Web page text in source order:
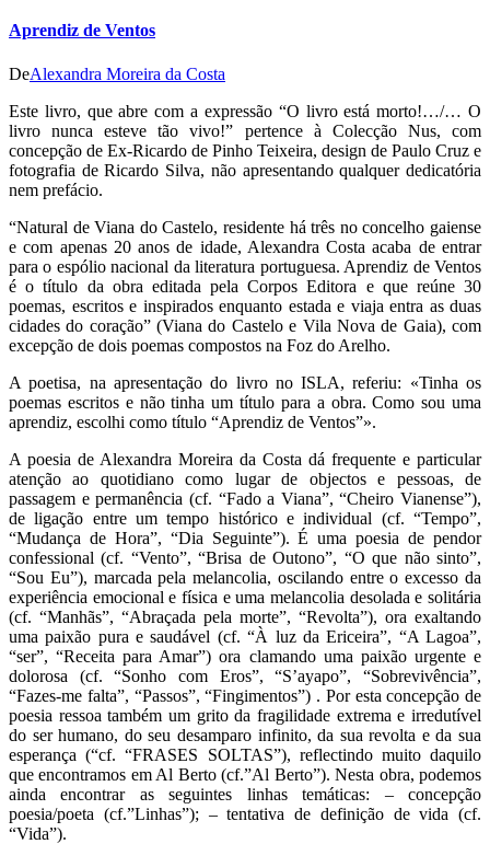
Aprendiz de Ventos
DeAlexandra Moreira da Costa
Este livro, que abre com a expressão “O livro está morto!…/… O
livro nunca esteve tão vivo!” pertence à Colecção Nus, com
concepção de Ex-Ricardo de Pinho Teixeira, design de Paulo Cruz e
fotografia de Ricardo Silva, não apresentando qualquer dedicatória
nem prefácio.
“Natural de Viana do Castelo, residente há três no concelho gaiense
e com apenas 20 anos de idade, Alexandra Costa acaba de entrar
para o espólio nacional da literatura portuguesa. Aprendiz de Ventos
é o título da obra editada pela Corpos Editora e que reúne 30
poemas, escritos e inspirados enquanto estada e viaja entra as duas
cidades do coração” (Viana do Castelo e Vila Nova de Gaia), com
excepção de dois poemas compostos na Foz do Arelho.
A poetisa, na apresentação do livro no ISLA, referiu: «Tinha os
poemas escritos e não tinha um título para a obra. Como sou uma
aprendiz, escolhi como título “Aprendiz de Ventos”».
A poesia de Alexandra Moreira da Costa dá frequente e particular
atenção ao quotidiano como lugar de objectos e pessoas, de
passagem e permanência (cf. “Fado a Viana”, “Cheiro Vianense”),
de ligação entre um tempo histórico e individual (cf. “Tempo”,
“Mudança de Hora”, “Dia Seguinte”). É uma poesia de pendor
confessional (cf. “Vento”, “Brisa de Outono”, “O que não sinto”,
“Sou Eu”), marcada pela melancolia, oscilando entre o excesso da
experiência emocional e física e uma melancolia desolada e solitária
(cf. “Manhãs”, “Abraçada pela morte”, “Revolta”), ora exaltando
uma paixão pura e saudável (cf. “À luz da Ericeira”, “A Lagoa”,
“ser”, “Receita para Amar”) ora clamando uma paixão urgente e
dolorosa (cf. “Sonho com Eros”, “S’ayapo”, “Sobrevivência”,
“Fazes-me falta”, “Passos”, “Fingimentos”) . Por esta concepção de
poesia ressoa também um grito da fragilidade extrema e irredutível
do ser humano, do seu desamparo infinito, da sua revolta e da sua
esperança (“cf. “FRASES SOLTAS”), reflectindo muito daquilo
que encontramos em Al Berto (cf.”Al Berto”). Nesta obra, podemos
ainda encontrar as seguintes linhas temáticas: – concepção
poesia/poeta (cf.”Linhas”); – tentativa de definição de vida (cf.
“Vida”).